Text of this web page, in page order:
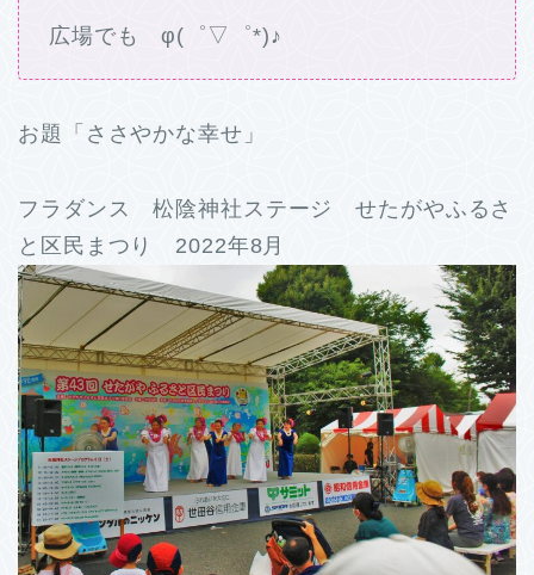
広場でも φ(゜▽゜*)♪
お題「ささやかな幸せ」
フラダンス 松陰神社ステージ せたがやふるさ
と区民まつり 2022年8月